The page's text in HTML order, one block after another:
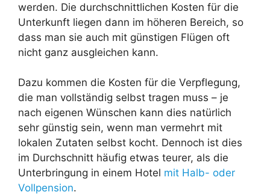
werden. Die durchschnittlichen Kosten für die
Unterkunft liegen dann im höheren Bereich, so
dass man sie auch mit günstigen Flügen oft
nicht ganz ausgleichen kann.
Dazu kommen die Kosten für die Verpflegung,
die man vollständig selbst tragen muss – je
nach eigenen Wünschen kann dies natürlich
sehr günstig sein, wenn man vermehrt mit
lokalen Zutaten selbst kocht. Dennoch ist dies
im Durchschnitt häufig etwas teurer, als die
Unterbringung in einem Hotel mit Halb- oder
Vollpension.